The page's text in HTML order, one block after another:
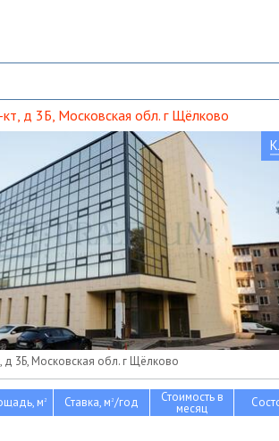
д 3Б, Московская обл. г Щёлково
д 3Б, Московская обл. г Щёлково
м2 Ставка, м2/год Стоимость в
месяц